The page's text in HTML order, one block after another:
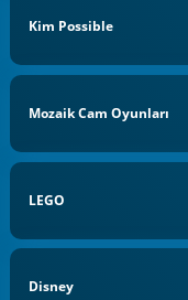
Kim Possible
Mozaik Cam Oyunları
LEGO
Disney